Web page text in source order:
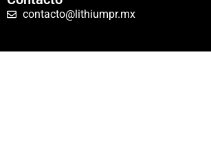
contacto@lithiumpr.mx